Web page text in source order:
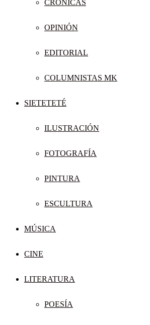
CRÓNICAS
OPINIÓN
EDITORIAL
COLUMNISTAS MK
SIETETETÉ
ILUSTRACIÓN
FOTOGRAFÍA
PINTURA
ESCULTURA
MÚSICA
CINE
LITERATURA
POESÍA